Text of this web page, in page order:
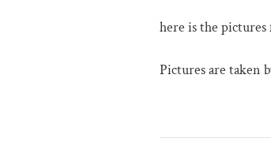
here is the
Pictures are taken